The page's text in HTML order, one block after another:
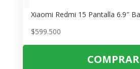
$599.500
COMPRAR